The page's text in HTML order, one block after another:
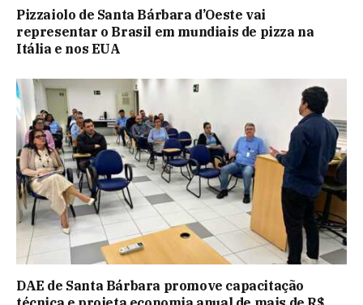
Pizzaiolo de Santa Bárbara d’Oeste vai
representar o Brasil em mundiais de pizza na
Itália e nos EUA
DAE de Santa Bárbara promove capacitação